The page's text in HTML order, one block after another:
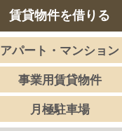
賃貸物件を借りる
アパート・マンション
事業用賃貸物件
月極駐車場